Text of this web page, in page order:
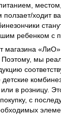
ползает/ходит
ребенком с
магазина «ЛиО»
мы
в розницу.
с